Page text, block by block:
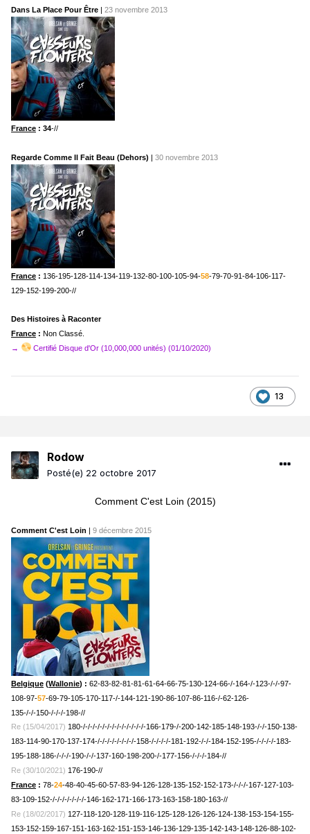
Dans La Place Pour Être 23 novembre 2013
France : 34-//
Regarde Comme Il Fait Beau (Dehors) 30 novembre 2013
France : 136-195-128-114-134-119-132-80-100-105-94-58-79-70-91-84-106-117-
129-152-199-200-//
Des Histoires à Raconter
France : Non Classé.
→
Certifié Disque d'Or (10,000,000 unités) (01/10/2020)
13
Rodow
Posté(e) 22 octobre 2017
Comment C'est Loin (2015)
Comment C'est Loin 9 décembre 2015
Belgique (Wallonie) : 62-83-82-81-81-61-64-66-75-130-124-66-/-164-/-123-/-/-97-
108-97-57-69-79-105-170-117-/-144-121-190-86-107-86-116-/-62-126-
135-/-/-150-/-/-/-198-//
Re (15/04/2017) 180-/-/-/-/-/-/-/-/-/-/-/-/-/-166-179-/-200-142-185-148-193-/-/-150-138-
183-114-90-170-137-174-/-/-/-/-/-/-/-/-158-/-/-/-/-181-192-/-/-184-152-195-/-/-/-/-183-
195-188-186-/-/-/-190-/-/-137-160-198-200-/-177-156-/-/-/-184-//
Re (30/10/2021) 176-190-//
France : 78-24-48-40-45-60-57-83-94-126-128-135-152-152-173-/-/-/-167-127-103-
83-109-152-/-/-/-/-/-/-/-146-162-171-166-173-163-158-180-163-//
Re (18/02/2017) 127-118-120-128-119-116-125-128-126-126-124-138-153-154-155-
153-152-159-167-151-163-162-151-153-146-136-129-135-142-143-148-126-88-102-